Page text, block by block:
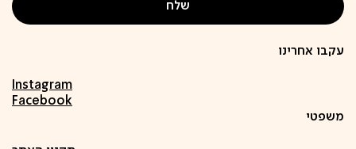
עקבו אחרינו
Instagram
Facebook
משפטי